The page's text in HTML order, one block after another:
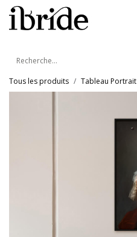
Se rendre au contenu
Tous les produits Tableau Portrait